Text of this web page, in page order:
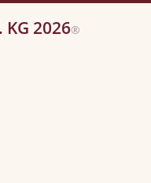
2026®